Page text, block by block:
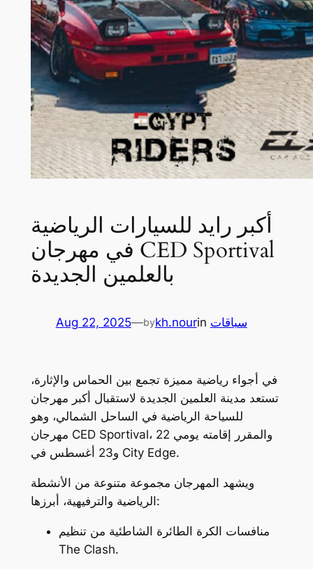
أكبر رايد للسيارات الرياضية
في مهرجان CED Sportival
بالعلمين الجديدة
Aug 22, 2025—bykh.nourin سباقات
في أجواء رياضية مميزة تجمع بين الحماس والإثارة،
تستعد مدينة العلمين الجديدة لاستقبال أكبر مهرجان
للسياحة الرياضية في الساحل الشمالي، وهو
مهرجان CED Sportival، والمقرر إقامته يومي 22
و23 أغسطس في City Edge.
ويشهد المهرجان مجموعة متنوعة من الأنشطة
الرياضية والترفيهية، أبرزها:
منافسات الكرة الطائرة الشاطئية من تنظيم
The Clash.